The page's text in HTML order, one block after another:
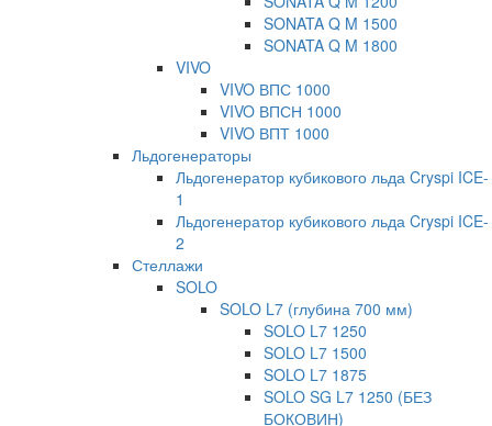
SONATA Q M 1500
SONATA Q M 1800
VIVO
VIVO ВПС 1000
VIVO ВПСН 1000
VIVO ВПТ 1000
Льдогенераторы
Льдогенератор кубикового льда Cryspi ICE-
1
Льдогенератор кубикового льда Cryspi ICE-
2
Стеллажи
SOLO
SOLO L7 (глубина 700 мм)
SOLO L7 1250
SOLO L7 1500
SOLO L7 1875
SOLO SG L7 1250 (БЕЗ
БОКОВИН)